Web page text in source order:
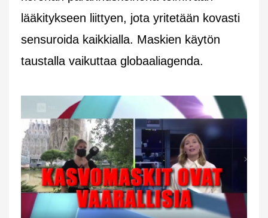
lääkitykseen liittyen, jota yritetään kovasti
sensuroida kaikkialla. Maskien käytön
taustalla vaikuttaa globaaliagenda.